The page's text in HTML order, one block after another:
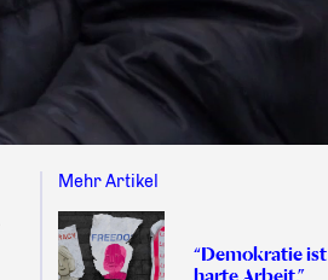
Mehr Artikel
“Demokratie ist
harte Arbeit.”